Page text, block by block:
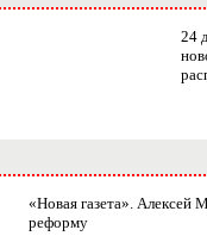
24
«Новая газета». Алексей
реформу